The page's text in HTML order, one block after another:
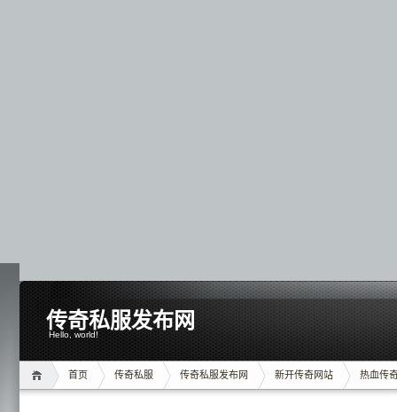
传奇私服发布网
Hello, world!
首页 传奇私服 传奇私服发布网 新开传奇网站 热血传